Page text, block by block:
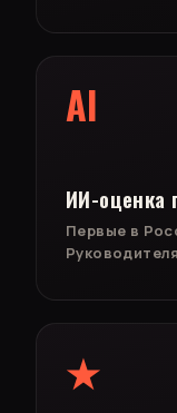
AI
ИИ-оценка
Первые в
★